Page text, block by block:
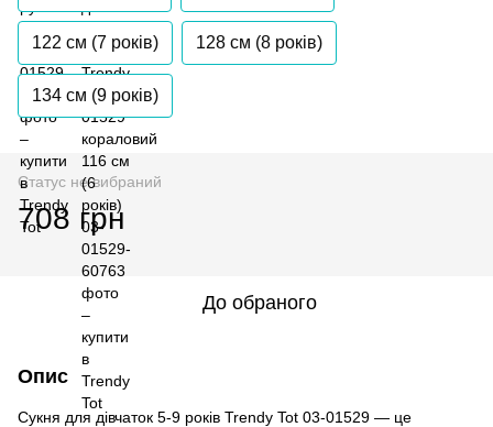
122 см (7 років) 128 см (8 років)
134 см (9 років)
Статус не вибраний
708 грн
До обраного
Опис
Сукня для дівчаток 5-9 років Trendy Tot 03-01529 — це